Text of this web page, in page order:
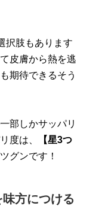
択肢もあります
皮膚から熱を逃
期待できるそう
部しかサッパリ
度は、
【星3つ
グンです！
方につける